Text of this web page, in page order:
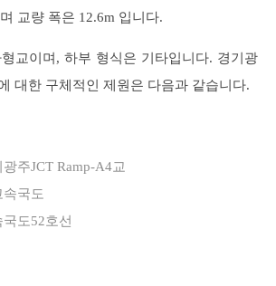
교량 폭은 12.6m 입니다.
교이며, 하부 형식은 기타입니다. 경기광
대한 구체적인 제원은 다음과 같습니다.
주JCT Ramp-A4교
속국도
도52호선